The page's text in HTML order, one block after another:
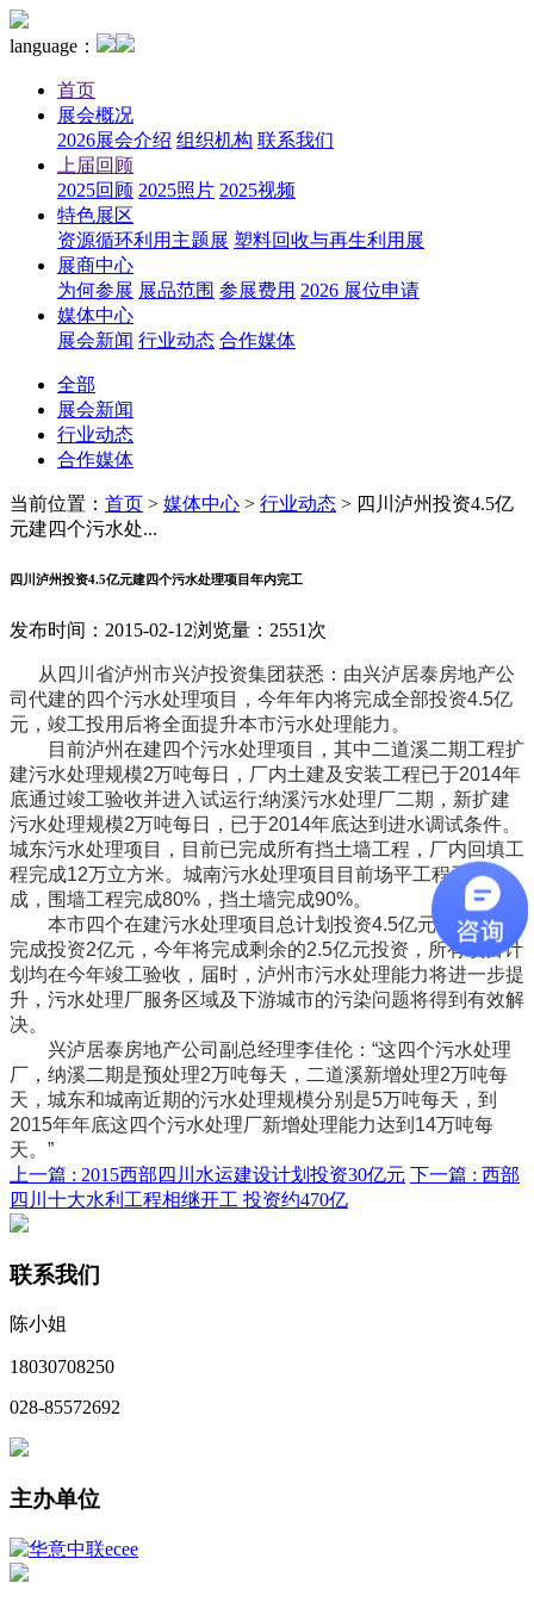
language：
首页
展会概况
2026展会介绍 组织机构 联系我们
上届回顾
2025回顾 2025照片 2025视频
特色展区
资源循环利用主题展 塑料回收与再生利用展
展商中心
为何参展 展品范围 参展费用 2026 展位申请
媒体中心
展会新闻 行业动态 合作媒体
全部
展会新闻
行业动态
合作媒体
当前位置： 首页 > 媒体中心 > 行业动态 > 四川泸州投资4.5亿
元建四个污水处...
四川泸州投资4.5亿元建四个污水处理项目年内完工
发布时间：2015-02-12浏览量：2551次
从四川省泸州市兴泸投资集团获悉：由兴泸居泰房地产公
司代建的四个污水处理项目，今年年内将完成全部投资4.5亿
元，竣工投用后将全面提升本市污水处理能力。
目前泸州在建四个污水处理项目，其中二道溪二期工程扩
建污水处理规模2万吨每日，厂内土建及安装工程已于2014年
底通过竣工验收并进入试运行;纳溪污水处理厂二期，新扩建
污水处理规模2万吨每日，已于2014年底达到进水调试条件。
城东污水处理项目，目前已完成所有挡土墙工程，厂内回填工
程完成12万立方米。城南污水处理项目目前场平工程已完
成，围墙工程完成80%，挡土墙完成90%。
本市四个在建污水处理项目总计划投资4.5亿元，目前已
完成投资2亿元，今年将完成剩余的2.5亿元投资，所有项目计
划均在今年竣工验收，届时，泸州市污水处理能力将进一步提
升，污水处理厂服务区域及下游城市的污染问题将得到有效解
决。
兴泸居泰房地产公司副总经理李佳伦：“这四个污水处理
厂，纳溪二期是预处理2万吨每天，二道溪新增处理2万吨每
天，城东和城南近期的污水处理规模分别是5万吨每天，到
2015年年底这四个污水处理厂新增处理能力达到14万吨每
天。”
上一篇 : 2015西部四川水运建设计划投资30亿元 下一篇 : 西部
四川十大水利工程相继开工 投资约470亿
联系我们
陈小姐
18030708250
028-85572692
主办单位